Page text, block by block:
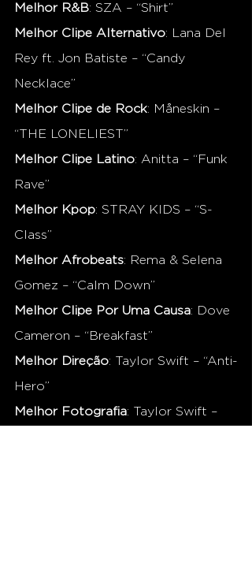
Melhor R&B: SZA – “Shirt”
Melhor Clipe Alternativo: Lana Del
Rey ft. Jon Batiste – “Candy
Necklace”
Melhor Clipe de Rock: Måneskin –
“THE LONELIEST”
Melhor Clipe Latino: Anitta – “Funk
Rave”
Melhor Kpop: STRAY KIDS – “S-
Class”
Melhor Afrobeats: Rema & Selena
Gomez – “Calm Down”
Melhor Clipe Por Uma Causa: Dove
Cameron – “Breakfast”
Melhor Direção: Taylor Swift – “Anti-
Hero”
Melhor Fotografia: Taylor Swift –